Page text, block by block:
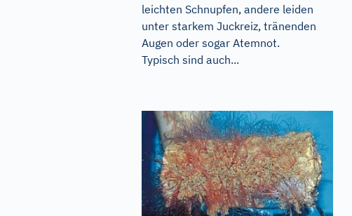
leichten Schnupfen, andere leiden
unter starkem Juckreiz, tränenden
Augen oder sogar Atemnot.
Typisch sind auch...